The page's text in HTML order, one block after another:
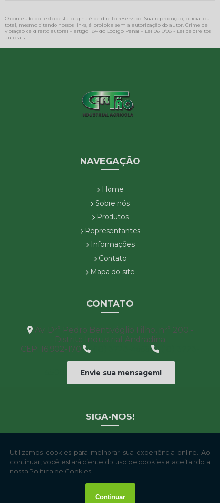
O conteúdo do texto desta página é de direito reservado. Sua reprodução, parcial ou
total, mesmo citando nossos links, é proibida sem a autorização do autor. Crime de
violação de direito autoral – artigo 184 do Código Penal – Lei 9610/98 - Lei de direitos
autorais.
NAVEGAÇÃO
Home
Sobre nós
Produtos
Representantes
Informações
Contato
Mapa do site
CONTATO
Av. Dr° Pedro Bentivóglio Filho, nr° 200 -
Distrito Industrial Andradina
CEP: 16.902-170
Envie sua mensagem!
SIGA-NOS!